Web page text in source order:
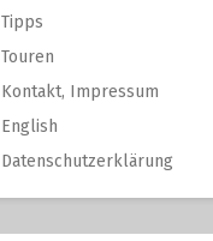
Tipps
Touren
Kontakt, Impressum
English
Datenschutzerklärung